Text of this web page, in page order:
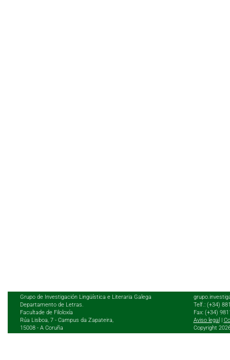
Grupo de Investigación Lingüística e Literaria Galega
Departamento de Letras.
Facultade de Filoloxía
Rúa Lisboa, 7 - Campus da Zapateira,
15008 - A Coruña
Telf.: (+34)
Fax: (+34)
Aviso legal
Copyright